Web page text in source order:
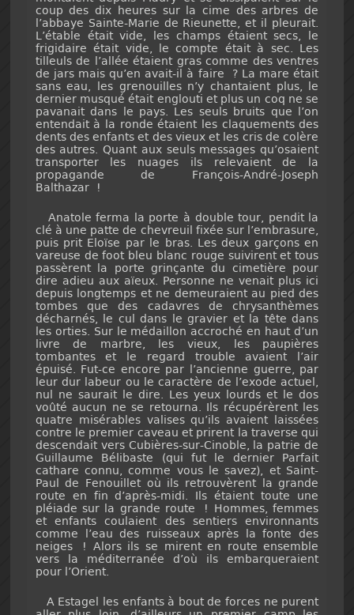
coup des dix heures sur la cime des arbres de
l’abbaye Sainte-Marie de Rieunette, et il pleurait.
L’étable était vide, les champs étaient secs, le
frigidaire était vide, le compte était à sec. Les
tilleuls de l’allée étaient gras comme des ventres
de jars mais qu’en avait-il à faire ? La mare était
sans eau, les grenouilles n’y chantaient plus, le
dernier musqué était englouti et plus un coq ne se
pavanait dans le pays. Les seuls bruits que l’on
entendait à la ronde étaient les claquements des
dents des enfants et des vieux et les cris de colère
des autres. Quant aux seuls messages qu’osaient
transporter les nuages ils relevaient de la
propagande de François-André-Joseph
Balthazar !
Anatole ferma la porte à double tour, pendit la
clé à une patte de chevreuil fixée sur l’embrasure,
puis prit Eloïse par le bras. Les deux garçons en
vareuse de foot bleu blanc rouge suivirent et tous
passèrent la porte grinçante du cimetière pour
dire adieu aux aïeux. Personne ne venait plus ici
depuis longtemps et ne demeuraient au pied des
tombes que des cadavres de chrysanthèmes
décharnés, le cul dans le gravier et la tête dans
les orties. Sur le médaillon accroché en haut d’un
livre de marbre, les vieux, les paupières
tombantes et le regard trouble avaient l’air
épuisé. Fut-ce encore par l’ancienne guerre, par
leur dur labeur ou le caractère de l’exode actuel,
nul ne saurait le dire. Les yeux lourds et le dos
voûté aucun ne se retourna. Ils récupérèrent les
quatre misérables valises qu’ils avaient laissées
contre le premier caveau et prirent la traverse qui
descendait vers Cubières-sur-Cinoble, la patrie de
Guillaume Bélibaste (qui fut le dernier Parfait
cathare connu, comme vous le savez), et Saint-
Paul de Fenouillet où ils retrouvèrent la grande
route en fin d’après-midi. Ils étaient toute une
pléiade sur la grande route ! Hommes, femmes
et enfants coulaient des sentiers environnants
comme l’eau des ruisseaux après la fonte des
neiges ! Alors ils se mirent en route ensemble
vers la méditerranée d’où ils embarqueraient
pour l’Orient.
A Estagel les enfants à bout de forces ne purent